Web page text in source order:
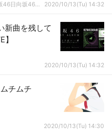
乃木通☆世界最速！乃木坂46欅坂46日向坂46速報まとめ 2020/10/13(Tu) 14:32
新曲を残して
2020/10/13(Tu) 14:32
チムチ
2020/10/13(Tu) 14:30